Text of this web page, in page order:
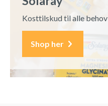
Kosttilskud til alle behov
Shop her